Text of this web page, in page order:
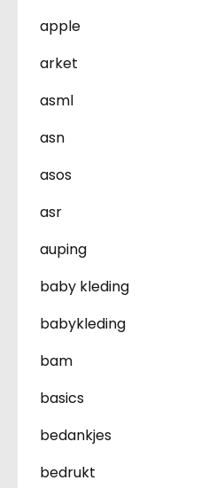
apple
arket
asml
asn
asos
asr
auping
baby kleding
babykleding
bam
basics
bedankjes
bedrukt